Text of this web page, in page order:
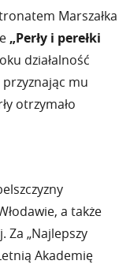
Marszałka
„Perły i perełki
działalność
mu
otrzymało
a także
Za „Najlepszy
Akademię